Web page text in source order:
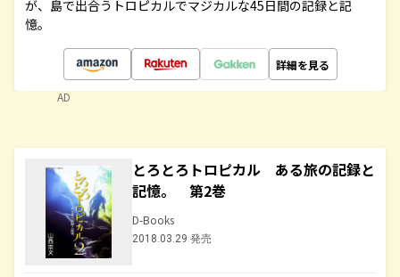
が、島で出合うトロピカルでマジカルな45日間の記録と記
憶。
詳細を見る
AD
とろとろトロピカル ある旅の記録と
記憶。 第2巻
D-Books
2018.03.29 発売